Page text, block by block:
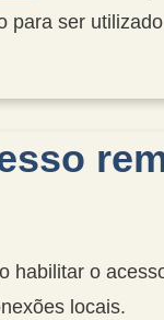
para ser
habilitar o
locais.